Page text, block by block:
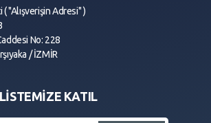
"Alışverişin Adresi" )
No: 228
/ İZMİR
KATIL